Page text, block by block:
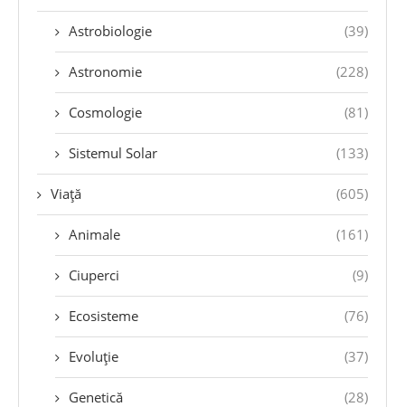
Astrobiologie (39)
Astronomie (228)
Cosmologie (81)
Sistemul Solar (133)
Viață (605)
Animale (161)
Ciuperci (9)
Ecosisteme (76)
Evoluție (37)
Genetică (28)